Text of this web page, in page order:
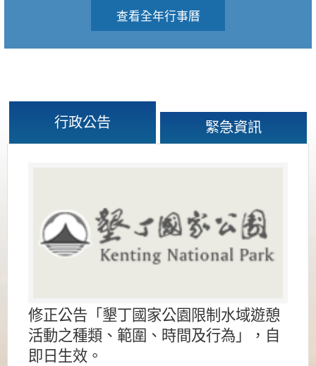
查看全年行事曆
行政公告 緊急資訊
修正公告「墾丁國家公園限制水域遊憩
活動之種類、範圍、時間及行為」，自
即日生效。